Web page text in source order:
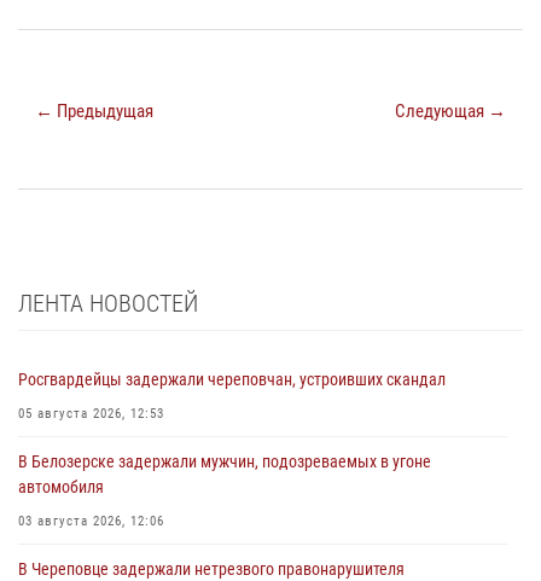
← Предыдущая Следующая →
ЛЕНТА НОВОСТЕЙ
Росгвардейцы задержали череповчан, устроивших скандал
05 августа 2026, 12:53
В Белозерске задержали мужчин, подозреваемых в угоне
автомобиля
03 августа 2026, 12:06
В Череповце задержали нетрезвого правонарушителя